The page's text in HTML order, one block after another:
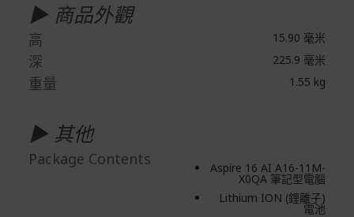
▶ 商品外觀
高 15.90 毫米
深 225.9 毫米
重量 1.55 kg
▶ 其他
Package Contents Aspire 16 AI A16-11M-
X0QA 筆記型電腦
Lithium ION (鋰離子)
電池